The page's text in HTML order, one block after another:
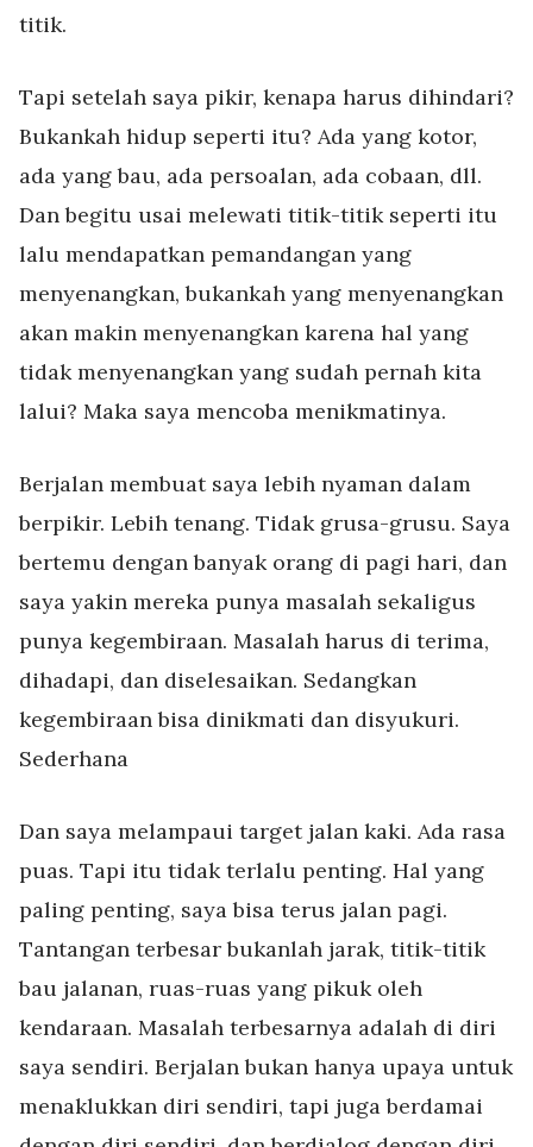
titik.
Tapi setelah saya pikir, kenapa harus dihindari?
Bukankah hidup seperti itu? Ada yang kotor,
ada yang bau, ada persoalan, ada cobaan, dll.
Dan begitu usai melewati titik-titik seperti itu
lalu mendapatkan pemandangan yang
menyenangkan, bukankah yang menyenangkan
akan makin menyenangkan karena hal yang
tidak menyenangkan yang sudah pernah kita
lalui? Maka saya mencoba menikmatinya.
Berjalan membuat saya lebih nyaman dalam
berpikir. Lebih tenang. Tidak grusa-grusu. Saya
bertemu dengan banyak orang di pagi hari, dan
saya yakin mereka punya masalah sekaligus
punya kegembiraan. Masalah harus di terima,
dihadapi, dan diselesaikan. Sedangkan
kegembiraan bisa dinikmati dan disyukuri.
Sederhana
Dan saya melampaui target jalan kaki. Ada rasa
puas. Tapi itu tidak terlalu penting. Hal yang
paling penting, saya bisa terus jalan pagi.
Tantangan terbesar bukanlah jarak, titik-titik
bau jalanan, ruas-ruas yang pikuk oleh
kendaraan. Masalah terbesarnya adalah di diri
saya sendiri. Berjalan bukan hanya upaya untuk
menaklukkan diri sendiri, tapi juga berdamai